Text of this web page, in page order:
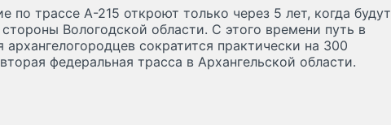
по трассе А-215 откроют только через 5 лет, когда будут
Вологодской области. С этого времени путь в
сократится практически на 300
федеральная трасса в Архангельской области.